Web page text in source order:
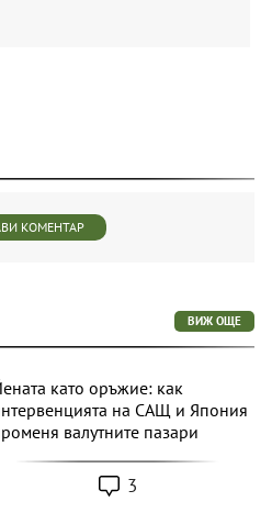
КОМЕНТАР
ВИЖ ОЩЕ
като оръжие: как
на САЩ и Япония
валутните пазари
3